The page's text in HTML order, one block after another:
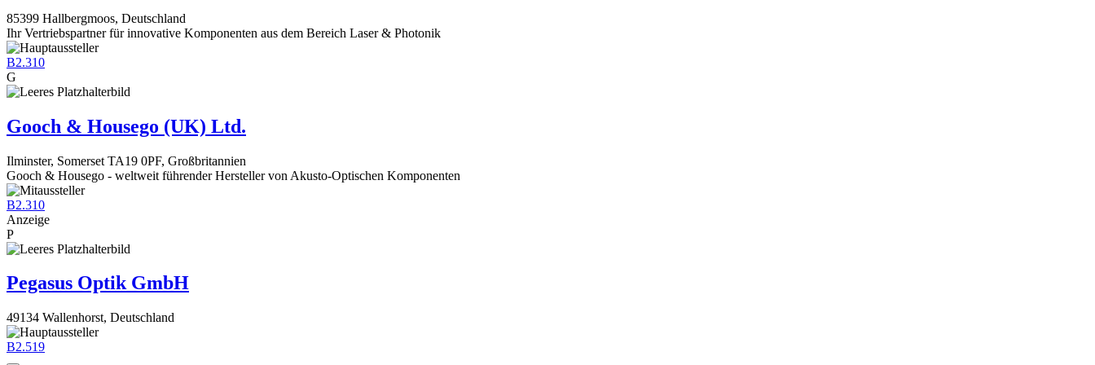
85399 Hallbergmoos, Deutschland
Ihr Vertriebspartner für innovative Komponenten aus dem Bereich Laser & Photonik
B2.310
G
Gooch & Housego (UK) Ltd.
Ilminster, Somerset TA19 0PF, Großbritannien
Gooch & Housego - weltweit führender Hersteller von Akusto-Optischen Komponenten
B2.310
Anzeige
P
Pegasus Optik GmbH
49134 Wallenhorst, Deutschland
B2.519